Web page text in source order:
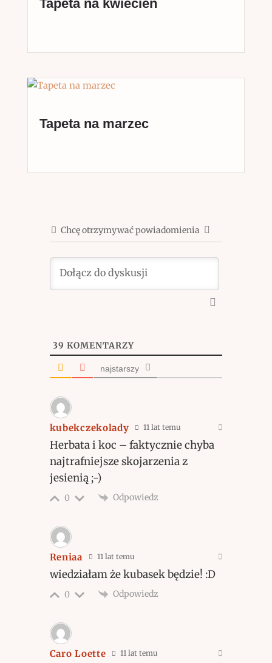
Tapeta na kwiecień
Tapeta na marzec
Chcę otrzymywać powiadomienia
39 KOMENTARZY
najstarszy
kubekczekolady 11 lat temu
Herbata i koc – faktycznie chyba
najtrafniejsze skojarzenia z
jesienią ;-)
0 Odpowiedz
Reniaa 11 lat temu
wiedziałam że kubasek będzie! :D
0 Odpowiedz
Caro Loette 11 lat temu